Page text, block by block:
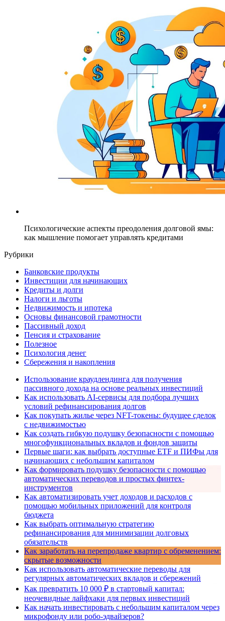
Психологические аспекты преодоления долговой ямы:
как мышление помогает управлять кредитами
Рубрики
Банковские продукты
Инвестиции для начинающих
Кредиты и долги
Налоги и льготы
Недвижимость и ипотека
Основы финансовой грамотности
Пассивный доход
Пенсия и страхование
Полезное
Психология денег
Сбережения и накопления
Использование краудлендинга для получения
пассивного дохода на основе реальных инвестиций
Как использовать AI-сервисы для подбора лучших
условий рефинансирования долгов
Как покупать жилье через NFT-токены: будущее сделок
с недвижимостью
Как создать гибкую подушку безопасности с помощью
многофункциональных вкладов и фондов защиты
Первые шаги: как выбрать доступные ETF и ПИФы для
начинающих с небольшим капиталом
Как формировать подушку безопасности с помощью
автоматических переводов и простых финтех-
инструментов
Как автоматизировать учет доходов и расходов с
помощью мобильных приложений для контроля
бюджета
Как выбрать оптимальную стратегию
рефинансирования для минимизации долговых
обязательств
Как заработать на перепродаже квартир с обременением:
скрытые возможности
Как использовать автоматические переводы для
регулярных автоматических вкладов и сбережений
Как превратить 10 000 ₽ в стартовый капитал:
неочевидные лайфхаки для первых инвестиций
Как начать инвестировать с небольшим капиталом через
микрофонду или робо-эдвайзеров?